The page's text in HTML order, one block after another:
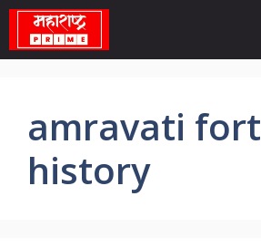
Skip
content
amravati fort
history